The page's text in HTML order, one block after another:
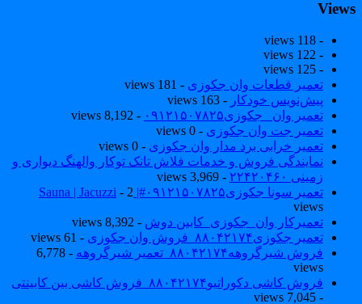
- 118 views
- 122 views
- 125 views
تعمیر قطعات وان جکوزی - 181 views
پیش‌نویس خودکار- 163 views
تعمیر وان _جکوزی۰۹۱۲۱۵۰۷۸۲۵
- 8,192 views
تعمیر جت وان جکوزی - 0 views
تعمیر خرابی برد مدار وان جکوزی - 0 views
نمایندگی فروش و خدمات فلاش تانک توکار والهنگ دیواری و
زمینی ۲۲۴۲۰۴۶۰
- 3,969 views
تعمیر سونا جکوزی۰۹۱۲۱۵۰۷۸۲۵#| Sauna | Jacuzzi
- 2
views
تعمیرکار وان_جکوزی_کابین دوش- 8,392 views
تعمیر جکوزی۸۸۰۴۲۱۷۴_فروش وان جکوزی
- 61 views
فروش شیرگروهه۸۸۰۴۲۱۷۴_تعمیر شیرگروهه
- 6,778
views
فروش کاشی دکوراتیو۸۸۰۴۲۱۷۴_فروش کاشی بین کابینتی